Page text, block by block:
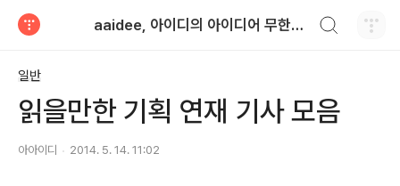
aaidee, 아이디의 아이디어 무한도전
일반
읽을만한 기획 연재 기사 모음
아아이디 2014. 5. 14. 11:02